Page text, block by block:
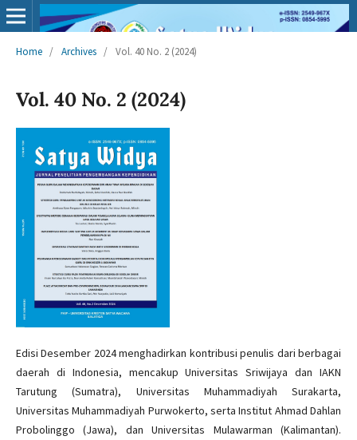
Home / Archives / Vol. 40 No. 2 (2024)
Vol. 40 No. 2 (2024)
Edisi Desember 2024 menghadirkan kontribusi penulis dari berbagai
daerah di Indonesia, mencakup Universitas Sriwijaya dan IAKN
Tarutung (Sumatra), Universitas Muhammadiyah Surakarta,
Universitas Muhammadiyah Purwokerto, serta Institut Ahmad Dahlan
Probolinggo (Jawa), dan Universitas Mulawarman (Kalimantan).